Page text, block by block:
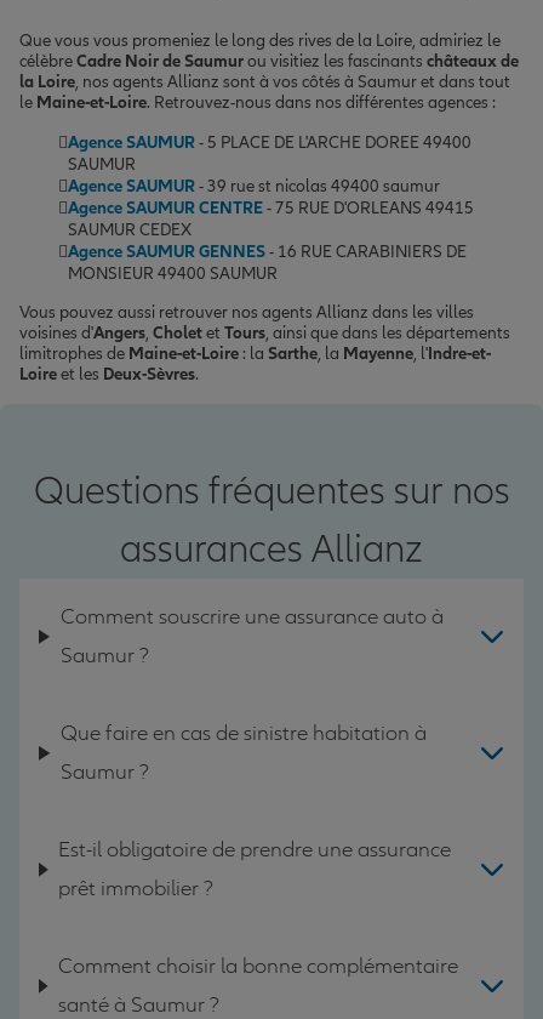
Que vous vous promeniez le long des rives de la Loire, admiriez le
célèbreCadre Noir de Saumurou visitiez les fascinants châteaux de
la Loire, nos agents Allianz sont à vos côtés à Saumur et dans tout
le Maine-et-Loire. Retrouvez-nous dans nos différentes agences :
Agence SAUMUR- 5 PLACE DE L'ARCHE DOREE 49400
SAUMUR
Agence SAUMUR- 39 rue st nicolas 49400 saumur
Agence SAUMUR CENTRE- 75 RUE D'ORLEANS 49415
SAUMUR CEDEX
Agence SAUMUR GENNES- 16 RUE CARABINIERS DE
MONSIEUR 49400 SAUMUR
Vous pouvez aussi retrouver nos agents Allianz dans les villes
voisines d'Angers, Choletet Tours, ainsi que dans les départements
limitrophes de Maine-et-Loire : la Sarthe, la Mayenne, l'Indre-et-
Loireet les Deux-Sèvres.
Questions fréquentes sur nos
assurances Allianz
Comment souscrire une assurance auto à
Saumur ?
Que faire en cas de sinistre habitation à
Saumur ?
Est-il obligatoire de prendre une assurance
prêt immobilier ?
Comment choisir la bonne complémentaire
santé à Saumur ?